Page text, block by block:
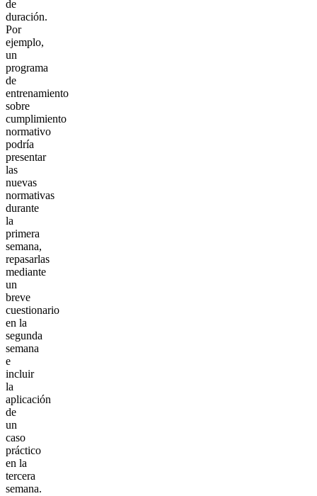
de
duración.
Por
ejemplo,
un
programa
de
entrenamiento
sobre
cumplimiento
normativo
podría
presentar
las
nuevas
normativas
durante
la
primera
semana,
repasarlas
mediante
un
breve
cuestionario
en la
segunda
semana
e
incluir
la
aplicación
de
un
caso
práctico
en la
tercera
semana.